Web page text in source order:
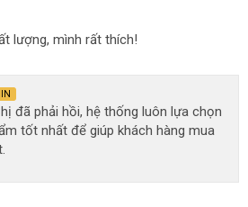
lượng, mình rất thích!
đã phải hồi, hệ thống luôn lựa chọn
tốt nhất để giúp khách hàng mua